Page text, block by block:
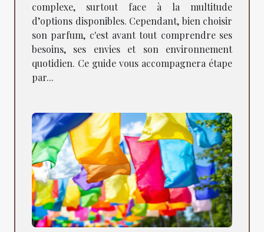
complexe, surtout face à la multitude
d’options disponibles. Cependant, bien choisir
son parfum, c'est avant tout comprendre ses
besoins, ses envies et son environnement
quotidien. Ce guide vous accompagnera étape
par...